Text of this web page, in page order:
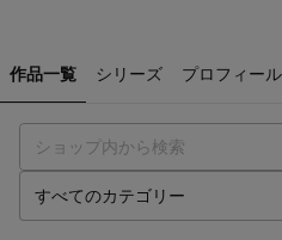
作品一覧 シリーズ プロフィール